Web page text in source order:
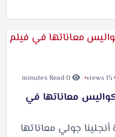
15 views
0 minutes Read
معاناتها في
جولي معاناتها